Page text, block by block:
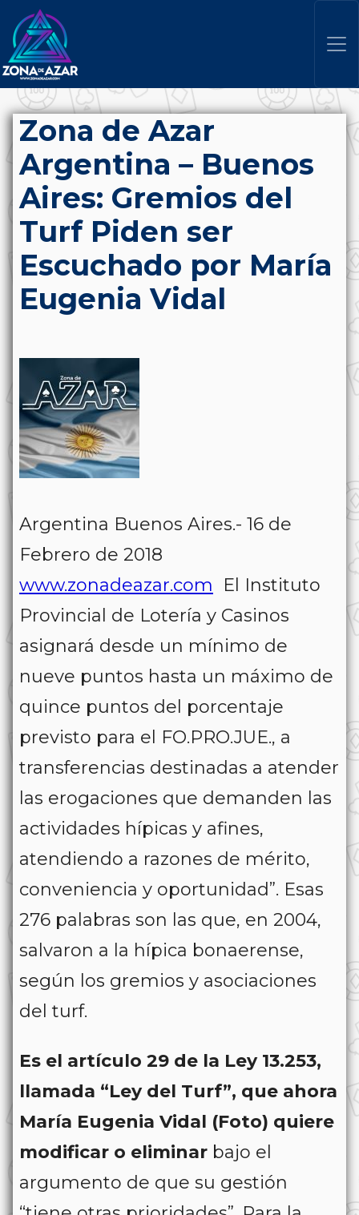
Zona de Azar
Argentina – Buenos
Aires: Gremios del
Turf Piden ser
Escuchado por María
Eugenia Vidal
Argentina Buenos Aires.- 16 de
Febrero de 2018
www.zonadeazar.com El Instituto
Provincial de Lotería y Casinos
asignará desde un mínimo de
nueve puntos hasta un máximo de
quince puntos del porcentaje
previsto para el FO.PRO.JUE., a
transferencias destinadas a atender
las erogaciones que demanden las
actividades hípicas y afines,
atendiendo a razones de mérito,
conveniencia y oportunidad”. Esas
276 palabras son las que, en 2004,
salvaron a la hípica bonaerense,
según los gremios y asociaciones
del turf.
Es el artículo 29 de la Ley 13.253,
llamada “Ley del Turf”, que ahora
María Eugenia Vidal (Foto) quiere
modificar o eliminar bajo el
argumento de que su gestión